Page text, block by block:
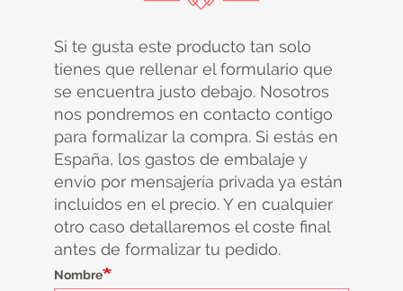
Si te gusta este producto tan solo
tienes que rellenar el formulario que
se encuentra justo debajo. Nosotros
nos pondremos en contacto contigo
para formalizar la compra. Si estás en
España, los gastos de embalaje y
envío por mensajería privada ya están
incluidos en el precio. Y en cualquier
otro caso detallaremos el coste final
antes de formalizar tu pedido.
Nombre